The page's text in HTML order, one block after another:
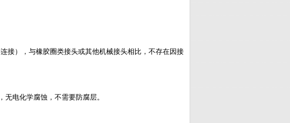
接），与橡胶圈类接头或其他机械接头相比，不存在因接
电化学腐蚀，不需要防腐层。